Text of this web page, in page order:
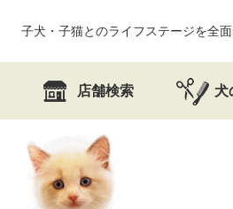
子犬・子猫とのライフステージを全
店舗検索 犬